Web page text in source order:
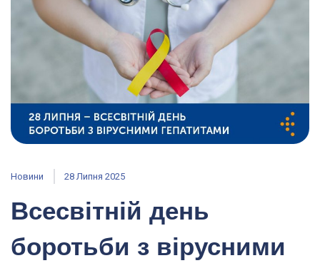
Новини 28 Липня 2025
Всесвітній день
боротьби з вірусними